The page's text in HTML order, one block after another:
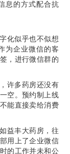
息的方式配合抗
化似乎也不似想
为企业微信的客
，进行微信群的
许多药房还没有
空。预约制上线
能直接卖给消费
益丰大药房，往
用上了企业微信
的工作并未和公